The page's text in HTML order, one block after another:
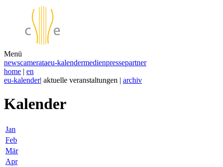
Menü
newscamerataeu-kalendermedienpressepartner
home | en
eu-kalender| aktuelle veranstaltungen | archiv
Kalender
Jan
Feb
Mär
Apr